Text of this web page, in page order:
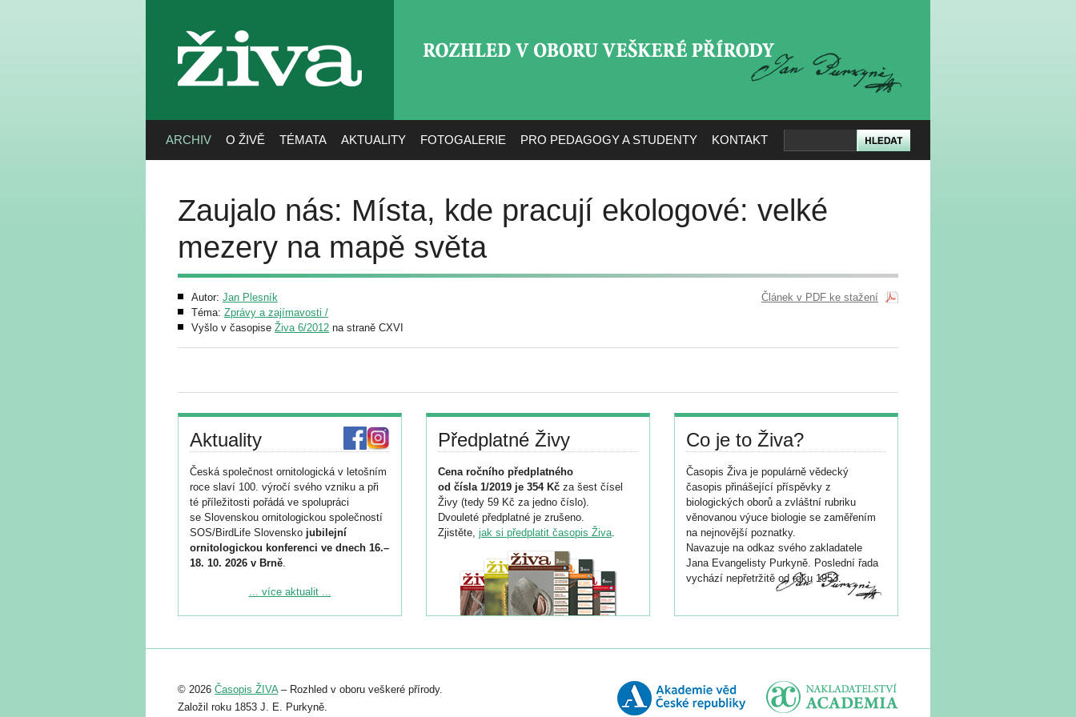
živa
ARCHIV O ŽIVĚ TÉMATA AKTUALITY FOTOGALERIE PRO PEDAGOGY A STUDENTY KONTAKT
Zaujalo nás: Místa, kde pracují ekologové: velké
mezery na mapě světa
Autor: Jan Plesník
Téma: Zprávy a zajímavosti /
Vyšlo v časopise Živa 6/2012 na straně CXVI
Článek v PDF ke stažení
Aktuality
Česká společnost ornitologická v letošním
roce slaví 100. výročí svého vzniku a při
té příležitosti pořádá ve spolupráci
se Slovenskou ornitologickou společností
SOS/BirdLife Slovensko jubilejní
ornitologickou konferenci ve dnech 16.–
18. 10. 2026 v Brně.
Podrobnější informace ke konferenci
Registrovat se můžete do 6. září.
abstraktu přihlášené přednášky nebo
posteru je už 30. června.
... více aktualit ...
Předplatné Živy
Cena ročního předplatného
od čísla 1/2019 je 354 Kč za šest čísel
Živy (tedy 59 Kč za jedno číslo).
Dvouleté předplatné je zrušeno.
Zjistěte, jak si předplatit časopis Živa.
Co je to Živa?
Časopis Živa je populárně vědecký
časopis přinášející příspěvky z
biologických oborů a zvláštní rubriku
věnovanou výuce biologie se zaměřením
na nejnovější poznatky.
Navazuje na odkaz svého zakladatele
Jana Evangelisty Purkyně. Poslední řada
vychází nepřetržitě od roku 1953.
© 2026 Časopis ŽIVA– Rozhled v oboru veškeré přírody.
Založil roku 1853 J. E. Purkyně.